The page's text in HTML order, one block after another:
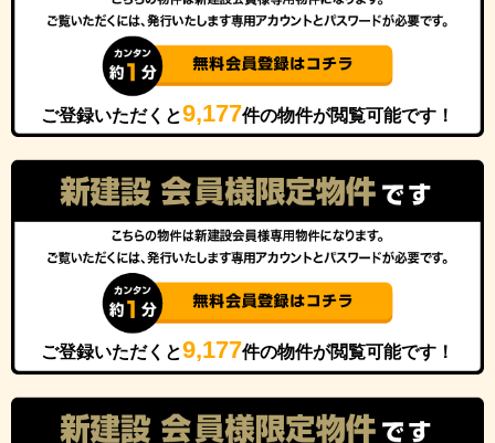
ご登録いただくと9,177件の物件が閲覧可能です！
ご登録いただくと9,177件の物件が閲覧可能です！